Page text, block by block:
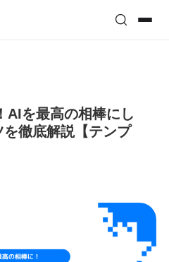
AIを最高の相棒にし
徹底解説【テンプ